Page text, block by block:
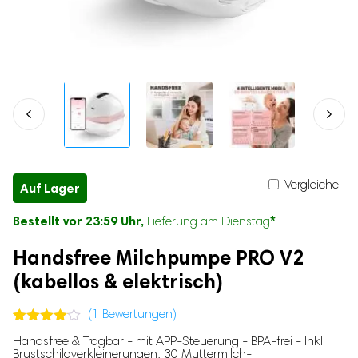
Auf Lager
Bestellt vor 23:59 Uhr, Lieferung am Dienstag*
Handsfree Milchpumpe PRO V2
(kabellos & elektrisch)
Bewertet
mit4.00
(1 Bewertungen)
Handsfree & Tragbar - mit APP-Steuerung - BPA-frei - Inkl.
Brustschildverkleinerungen, 30 Muttermilch-
Vergleiche
Katzenhalsbänder
Kuscheltiere für Hunde
Tierzubehör
Geruchsentferner für Katzenurin
Krallenschleifer
Hundetaschen & Katzentaschen
Katzenbürsten
Baby-Nagelscheren
Baby-Gehörschutz
Baby-Geschirr
Kühltaschen für Muttermilch
Kinderwagenschaukler
Babytrage
Baby Duschständer
Kinder-Nachtlichter
Elektrische Wärmflaschen